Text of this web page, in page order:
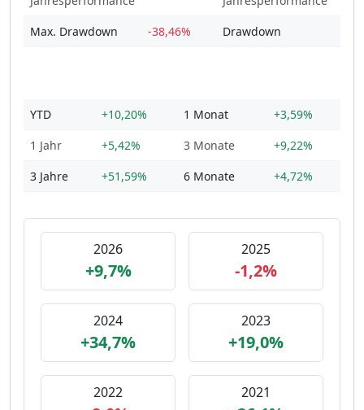
Max. Drawdown -38,46% Drawdown
YTD +10,20% 1 Monat
+3,59%
1 Jahr
+5,42% 3 Monate
+9,22%
3 Jahre
+51,59% 6 Monate +4,72%
2026
+9,7%
2025
-1,2%
2024
+34,7%
2023
+19,0%
2022 2021